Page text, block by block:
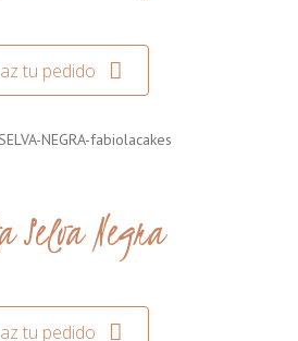
tu pedido
Selva Negra
tu pedido